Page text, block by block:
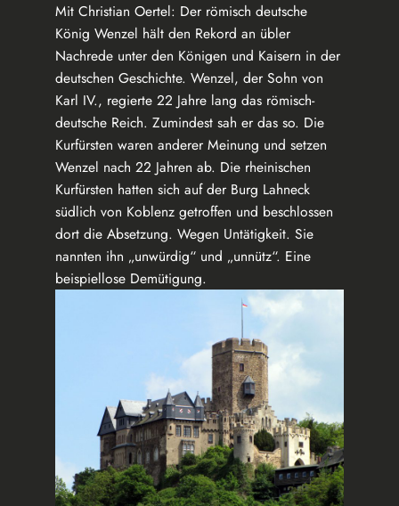
Mit Christian Oertel: Der römisch deutsche
König Wenzel hält den Rekord an übler
Nachrede unter den Königen und Kaisern in der
deutschen Geschichte. Wenzel, der Sohn von
Karl IV., regierte 22 Jahre lang das römisch-
deutsche Reich. Zumindest sah er das so. Die
Kurfürsten waren anderer Meinung und setzen
Wenzel nach 22 Jahren ab. Die rheinischen
Kurfürsten hatten sich auf der Burg Lahneck
südlich von Koblenz getroffen und beschlossen
dort die Absetzung. Wegen Untätigkeit. Sie
nannten ihn „unwürdig“ und „unnütz“. Eine
beispiellose Demütigung.